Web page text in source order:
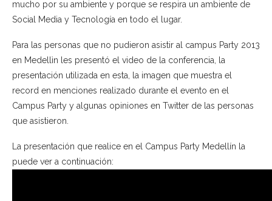
mucho por su ambiente y porque se respira un ambiente de
Social Media y Tecnología en todo el lugar.
Para las personas que no pudieron asistir al campus Party 2013
en Medellìn les presentó el video de la conferencia, la
presentación utilizada en esta, la imagen que muestra el
record en menciones realizado durante el evento en el
Campus Party y algunas opiniones en Twitter de las personas
que asistieron.
La presentación que realice en el Campus Party Medellín la
puede ver a continuación: